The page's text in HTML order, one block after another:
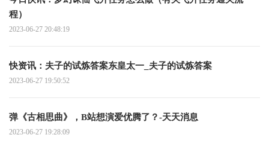
程）
2023-06-27 20:48:19
快资讯：夫子的试炼答案东皇太一_夫子的试炼答案
2023-06-27 19:50:52
弹《古相思曲》，B站想演爱优腾了？-天天消息
2023-06-27 19:28:09